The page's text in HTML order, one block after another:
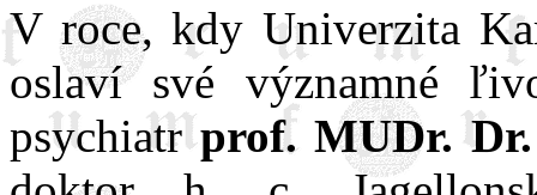
V roce, kdy Univerzita
oslaví své významné
psychiatrprof. MUDr. Dr.